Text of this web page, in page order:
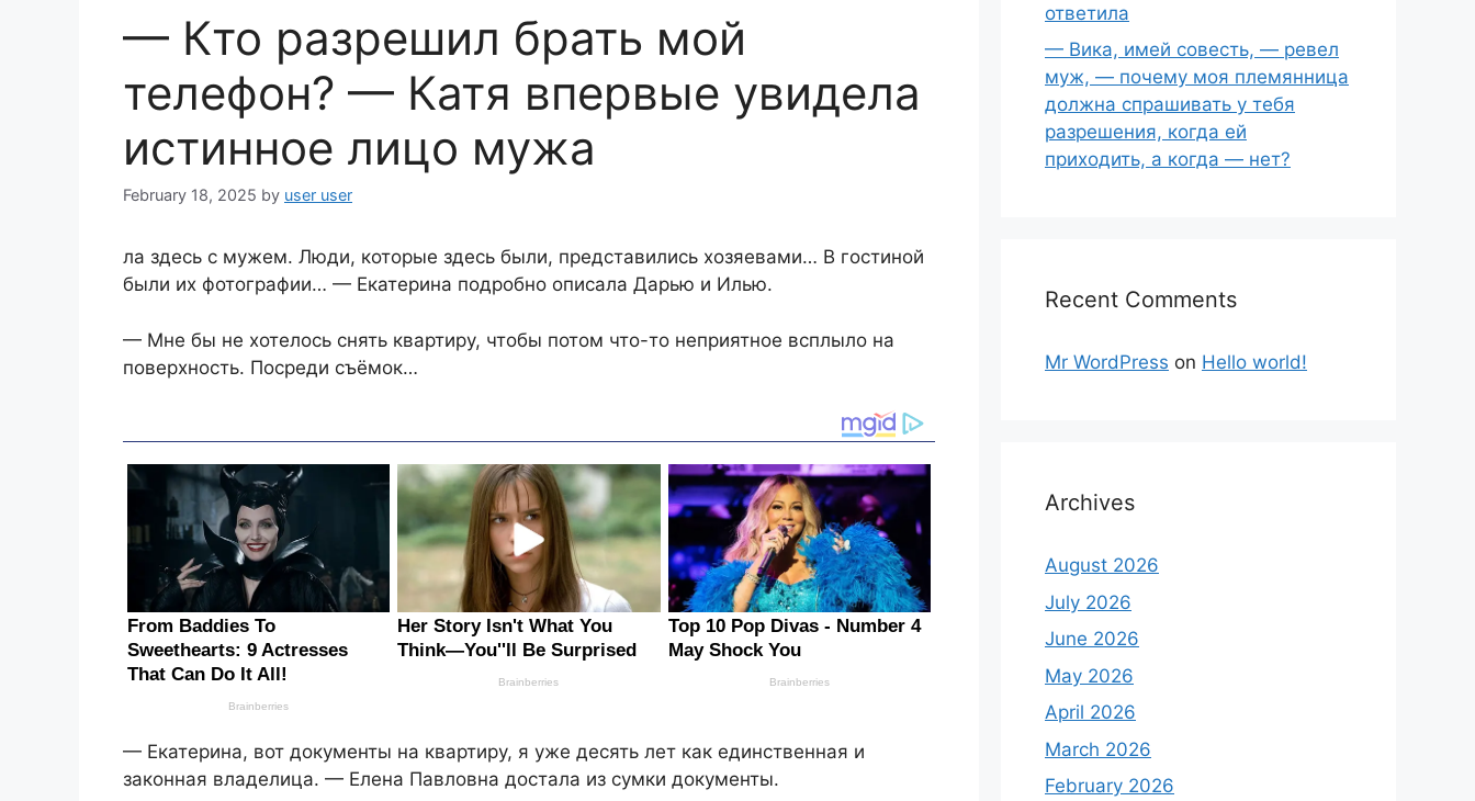
— Кто разрешил брать мой
телефон? — Катя впервые увидела
истинное лицо мужа
February 18, 2025 by user user
ла здесь с мужем. Люди, которые здесь были, представились хозяевами… В гостиной
были их фотографии… — Екатерина подробно описала Дарью и Илью.
— Мне бы не хотелось снять квартиру, чтобы потом что-то неприятное всплыло на
поверхность. Посреди съёмок…
— Екатерина, вот документы на квартиру, я уже десять лет как единственная и
законная владелица. — Елена Павловна достала из сумки документы.
ответила
— Вика, имей совесть, — ревел
муж, — почему моя племянница
должна спрашивать у тебя
разрешения, когда ей
приходить, а когда — нет?
Recent Comments
Mr WordPress on Hello world!
Archives
August 2026
July 2026
June 2026
May 2026
April 2026
March 2026
February 2026